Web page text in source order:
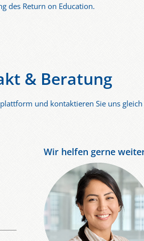
des Return on Education.
& Beratung
und kontaktieren Sie uns
Wir helfen gerne